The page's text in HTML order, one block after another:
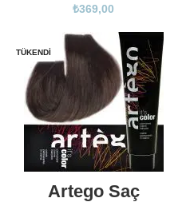
₺369,00
TÜKENDI
Artego Saç